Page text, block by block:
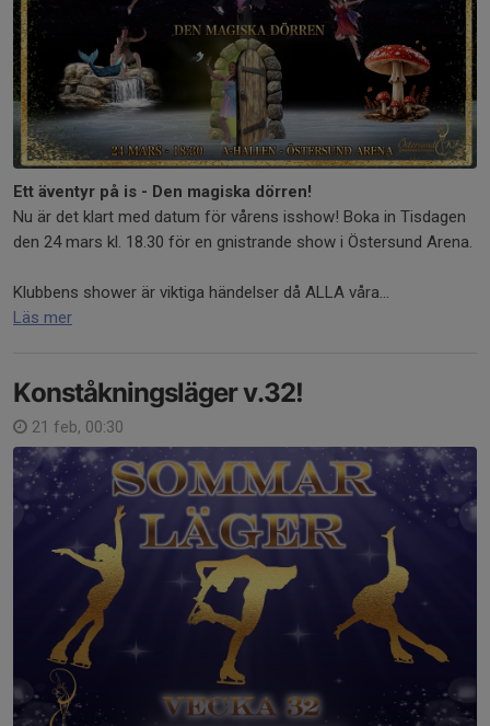
Ett äventyr på is - Den magiska dörren!
Nu är det klart med datum för vårens isshow! Boka in Tisdagen
den 24 mars kl. 18.30 för en gnistrande show i Östersund Arena.
Klubbens shower är viktiga händelser då ALLA våra...
Läs mer
Konståkningsläger v.32!
21 feb, 00:30